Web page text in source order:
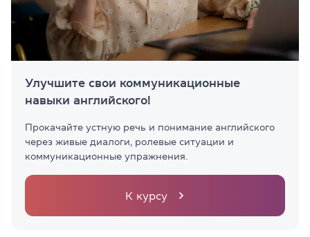
Улучшите свои коммуникационные
навыки английского!
Прокачайте устную речь и понимание английского
через живые диалоги, ролевые ситуации и
коммуникационные упражнения.
К курсу